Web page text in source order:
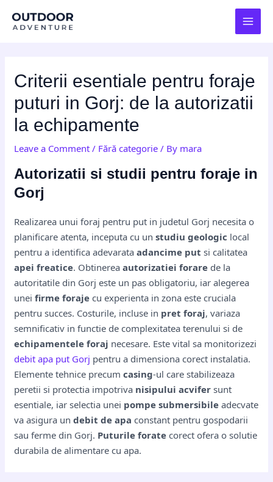
Criterii esentiale pentru foraje
puturi in Gorj: de la autorizatii
la echipamente
Leave a Comment / Fără categorie / By mara
Autorizatii si studii pentru foraje in
Gorj
Realizarea unui foraj pentru put in judetul Gorj necesita o
planificare atenta, inceputa cu unstudiu geologic local
pentru a identifica adevarataadancime put si calitatea
apei freatice. Obtinereaautorizatiei forare de la
autoritatile din Gorj este un pas obligatoriu, iar alegerea
uneifirme foraje cu experienta in zona este cruciala
pentru succes. Costurile, incluse in pret foraj, variaza
semnificativ in functie de complexitatea terenului si de
echipamentele foraj necesare. Este vital sa monitorizezi
debit apa put Gorj pentru a dimensiona corect instalatia.
Elemente tehnice precumcasing-ul care stabilizeaza
peretii si protectia impotriva nisipului acvifer sunt
esentiale, iar selectia unei pompe submersibile adecvate
va asigura undebit de apa constant pentru gospodarii
sau ferme din Gorj. Puturile forate corect ofera o solutie
durabila de alimentare cu apa.
navigation